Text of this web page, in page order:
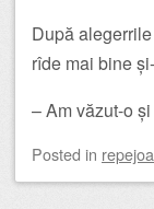
După
rîde mai bine
– Am văzut-o
Posted in